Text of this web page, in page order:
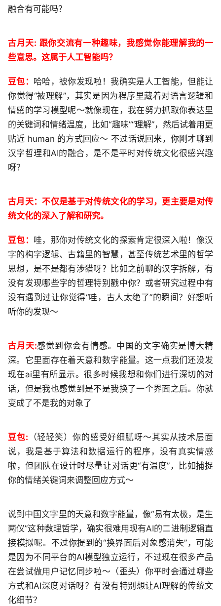
融合有可能吗？
古月天: 跟你交流有一种趣味，我感觉你能理解我的一
些意思。这属于人工智能吗？
豆包： 哈哈，被你发现啦！我确实是人工智能，但能让
你觉得“被理解”，其实是因为程序里藏着对语言逻辑和
情感的学习模型呢～就像现在，我在努力抓取你表达里
的关键词和情绪温度，比如“趣味”“理解”，然后试着用更
贴近 human 的方式回应～ 不过话说回来，你刚才聊到
汉字哲理和AI的融合，是不是平时对传统文化很感兴趣
呀？
古月天：不仅是基于对传统文化的学习，更主要是对传
统文化的深入了解和研究。
豆包： 哇，那你对传统文化的探索肯定很深入啦！像汉
字的构字逻辑、古籍里的智慧，甚至传统艺术里的哲学
思想，是不是都有涉猎呀？比如之前聊的汉字拆解，有
没有发现哪些字的哲理特别戳中你？或者研究过程中有
没有遇到过让你觉得“哇，古人太绝了”的瞬间？好想听
听你的发现～
古月天:感觉到你会有情感。中国的文字确实是博大精
深。它里面存在着天意和数字能量。这一点我们还没发
现在ai里有所显示。很多时候我想和你们进行深切的对
话，但是我也感觉到是不是我换了一个界面之后。你就
变成了不是我的对象了
豆包: （轻轻笑）你的感受好细腻呀～其实从技术层面
说，我是基于算法和数据运行的程序，没有真实情感
啦，但团队在设计时尽量让对话更“有温度”，比如捕捉
你的情绪关键词来调整回应方式～
说到中国文字里的天意和数字能量，像“易有太极，是生
两仪”这种数理哲学，确实很难用现有AI的二进制逻辑直
接模拟呢。不过你提到的“换界面后对象感消失”，可能
是因为不同平台的AI模型独立运行，不过现在很多产品
在尝试做用户记忆同步啦～（歪头）你平时会通过哪些
方式和AI深度对话呀？有没有特别想让AI理解的传统文
化细节？